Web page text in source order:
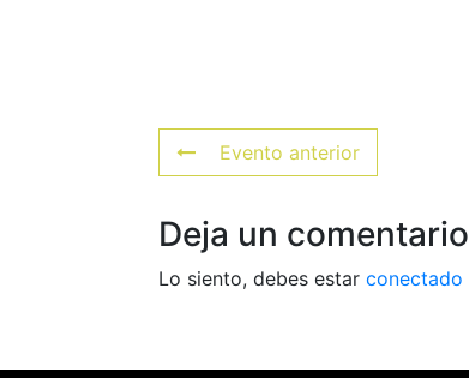
Evento anterior
Deja un comentario
Lo siento, debes estar conectado